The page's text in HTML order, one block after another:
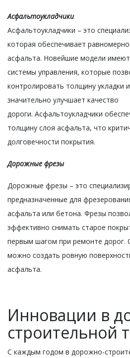
Асфальтоукладчики
Асфальтоукладчики – это
которая обеспечивает
асфальта. Новейшие модели
системы управления, которые
контролировать толщину укладки
значительно улучшает качество
дороги. Асфальтоукладчики
толщину слоя асфальта, что
долговечности покрытия.
Дорожные фрезы
Дорожные фрезы – это
предназначенные для
асфальта или бетона. Фрезы
эффективно снимать старое
первым шагом при ремонте
можно создать ровную
асфальта.
Инновации в
строительной
С каждым годом в дорожно-